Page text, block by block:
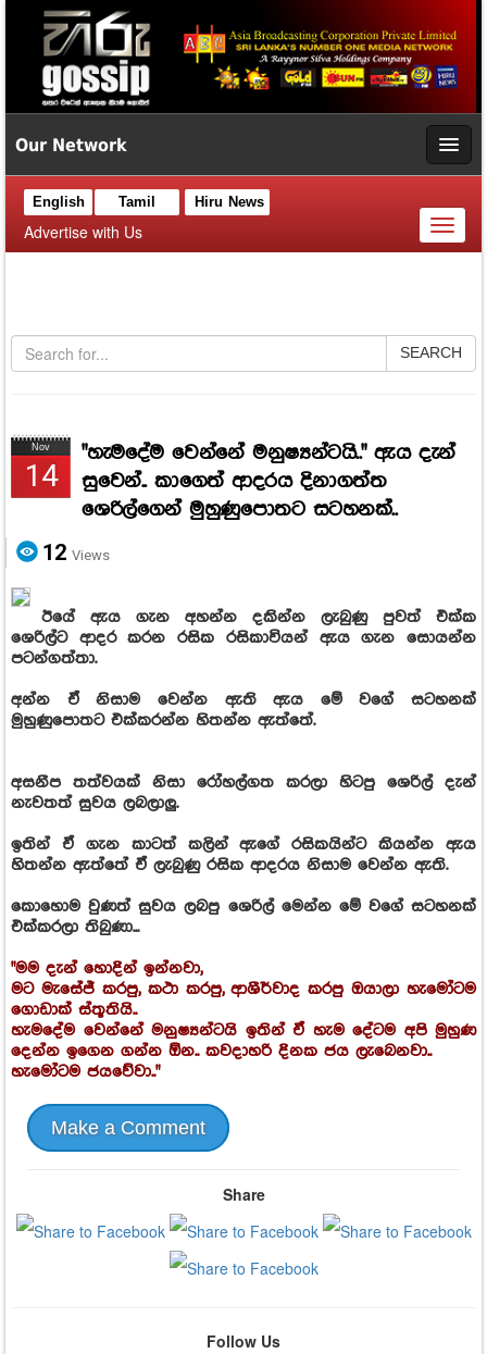
Our Network
English Tamil Hiru News
Advertise with Us
Toggle
SEARCH
Nov
14
"හැමදේම වෙන්නේ මනුෂ්‍යන්ටයි.." ඇය දැන්
සුවෙන්.. කාගෙත් ආදරය දිනාගත්ත
ශෙරිල්ගෙන් මුහුණුපොතට සටහනක්..
12 Views
ඊයේ ඇය ගැන අහන්න දකින්න ලැබුණු පුවත් එක්ක
ශෙරිල්ට ආදර කරන රසික රසිකාවියන් ඇය ගැන සොයන්න
පටන්ගත්තා.
අන්න ඒ නිසාම වෙන්න ඇති ඇය මේ වගේ සටහනක්
මුහුණුපොතට එක්කරන්න හිතන්න ඇත්තේ.
අසනීප තත්වයක් නිසා රෝහල්ගත කරලා හිටපු ශෙරිල් දැන්
නැවතත් සුවය ලබලාලු.
ඉතින් ඒ ගැන කාටත් කලින් ඇගේ රසිකයින්ට කියන්න ඇය
හිතන්න ඇත්තේ ඒ ලැබුණු රසික ආදරය නිසාම වෙන්න ඇති.
කොහොම වුණත් සුවය ලබපු ශෙරිල් මෙන්න මේ වගේ සටහනක්
එක්කරලා තිබුණා...
"මම දැන් හොදින් ඉන්නවා,
මට මැසේජ් කරපු, කථා කරපු, ආශීර්වාද කරපු ඔයාලා හැමෝටම
ගොඩාක් ස්තූතියි..
හැමදේම වෙන්නේ මනුෂ්‍යන්ටයි ඉතින් ඒ හැම දේටම අපි මුහුණ
දෙන්න ඉගෙන ගන්න ඕන.. කවදාහරි දිනක ජය ලැබෙනවා..
හැමෝටම ජයවේවා.."
Make a Comment
Share
Follow Us